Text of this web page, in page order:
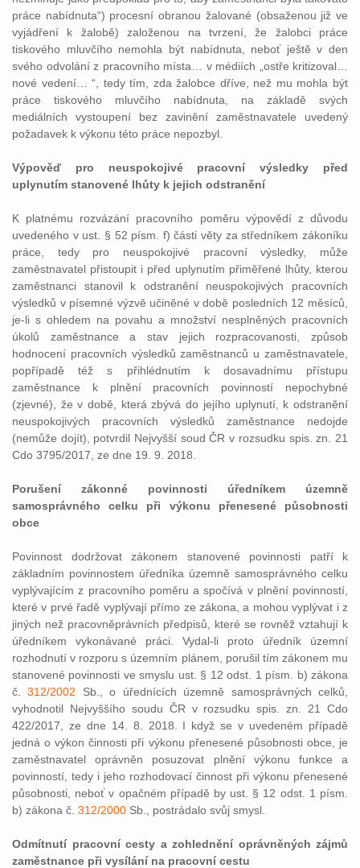
práce nabídnuta“) procesní obranou žalované (obsaženou již ve
vyjádření k žalobě) založenou na tvrzení, že žalobci práce
tiskového mluvčího nemohla být nabídnuta, neboť ještě v den
svého odvolání z pracovního místa… v médiích „ostře kritizoval…
nové vedení… “, tedy tím, zda žalobce dříve, než mu mohla být
práce tiskového mluvčího nabídnuta, na základě svých
mediálních vystoupení bez zavinění zaměstnavatele uvedený
požadavek k výkonu této práce nepozbyl.
Výpověď pro neuspokojivé pracovní výsledky před
uplynutím stanovené lhůty k jejich odstranění
K platnému rozvázání pracovního poměru výpovědí z důvodu
uvedeného v ust. § 52 písm. f) části věty za středníkem zákoníku
práce, tedy pro neuspokojivé pracovní výsledky, může
zaměstnavatel přistoupit i před uplynutím přiměřené lhůty, kterou
zaměstnanci stanovil k odstranění neuspokojivých pracovních
výsledků v písemné výzvě učiněné v době posledních 12 měsíců,
je-li s ohledem na povahu a množství nesplněných pracovních
úkolů zaměstnance a stav jejich rozpracovanosti, způsob
hodnocení pracovních výsledků zaměstnanců u zaměstnavatele,
popřípadě též s přihlédnutím k dosavadnímu přístupu
zaměstnance k plnění pracovních povinností nepochybné
(zjevné), že v době, která zbývá do jejího uplynutí, k odstranění
neuspokojivých pracovních výsledků zaměstnance nedojde
(nemůže dojít), potvrdil Nejvyšší soud ČR v rozsudku spis. zn. 21
Cdo 3795/2017, ze dne 19. 9. 2018.
Porušení zákonné povinnosti úředníkem územně
samosprávného celku při výkonu přenesené působnosti
obce
Povinnost dodržovat zákonem stanovené povinnosti patří k
základním povinnostem úředníka územně samosprávného celku
vyplývajícím z pracovního poměru a spočívá v plnění povinností,
které v prvé řadě vyplývají přímo ze zákona, a mohou vyplývat i z
jiných než pracovněprávních předpisů, které se rovněž vztahují k
úředníkem vykonávané práci. Vydal-li proto úředník územní
rozhodnutí v rozporu s územním plánem, porušil tím zákonem mu
stanovené povinnosti ve smyslu ust. § 12 odst. 1 písm. b) zákona
č.312/2002 Sb., o úřednících územně samosprávných celků,
vyhodnotil Nejvyššího soudu ČR v rozsudku spis. zn. 21 Cdo
422/2017, ze dne 14. 8. 2018. I když se v uvedeném případě
jedná o výkon činnosti při výkonu přenesené působnosti obce, je
zaměstnavatel oprávněn posuzovat plnění výkonu funkce a
povinností, tedy i jeho rozhodovací činnost při výkonu přenesené
působnosti, neboť v opačném případě by ust. § 12 odst. 1 písm.
b) zákona č. 312/2000 Sb., postrádalo svůj smysl.
Odmítnutí pracovní cesty a zohlednění oprávněných zájmů
zaměstnance při vysílání na pracovní cestu